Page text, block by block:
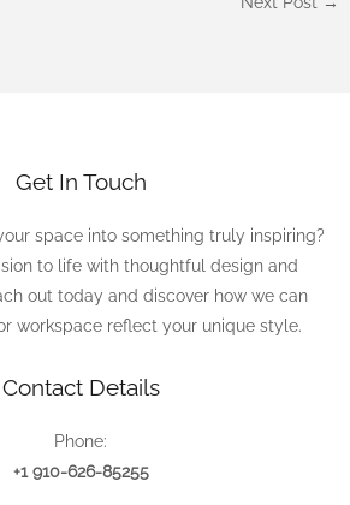
Get In Touch
space into something truly inspiring?
to life with thoughtful design and
out today and discover how we can
workspace reflect your unique style.
Contact Details
Phone:
+1 910-626-85255